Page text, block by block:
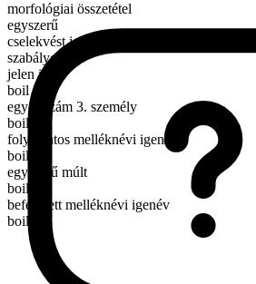
morfológiai összetétel
egyszerű
cselekvést jelentő ige
szabályos
jelen idő
boil
egyes szám 3. személy
boils
folyamatos melléknévi igenév
boiling
egyszerű múlt
boiled
befejezett melléknévi igenév
boiled